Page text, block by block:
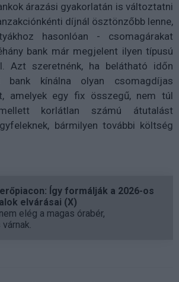
árazási gyakorlatán is változtatni
díjnál ösztönzőbb lenne,
hasonlóan - csomagárakat
bank már megjelent ilyen típusú
Azt szeretnénk, ha belátható időn
bank kínálna olyan csomagdíjas
amelyek egy fix összegű, nem túl
korlátlan számú átutalást
bármilyen további költség
Így formálják a 2026-os
elvárásai (X)
elég a magas órabér,